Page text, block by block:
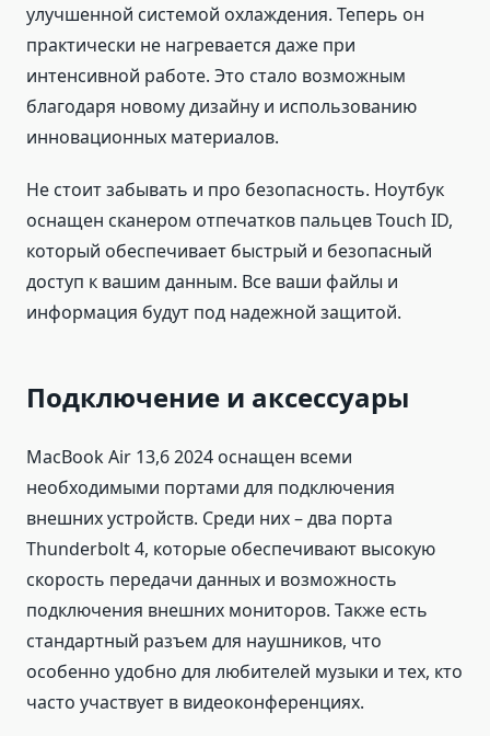
улучшенной системой охлаждения. Теперь он
практически не нагревается даже при
интенсивной работе. Это стало возможным
благодаря новому дизайну и использованию
инновационных материалов.
Не стоит забывать и про безопасность. Ноутбук
оснащен сканером отпечатков пальцев Touch ID,
который обеспечивает быстрый и безопасный
доступ к вашим данным. Все ваши файлы и
информация будут под надежной защитой.
Подключение и аксессуары
MacBook Air 13,6 2024 оснащен всеми
необходимыми портами для подключения
внешних устройств. Среди них – два порта
Thunderbolt 4, которые обеспечивают высокую
скорость передачи данных и возможность
подключения внешних мониторов. Также есть
стандартный разъем для наушников, что
особенно удобно для любителей музыки и тех, кто
часто участвует в видеоконференциях.